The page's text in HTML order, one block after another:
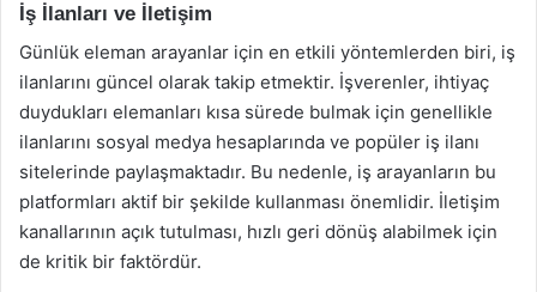
İş İlanları ve İletişim
Günlük eleman arayanlar için en etkili yöntemlerden biri, iş
ilanlarını güncel olarak takip etmektir. İşverenler, ihtiyaç
duydukları elemanları kısa sürede bulmak için genellikle
ilanlarını sosyal medya hesaplarında ve popüler iş ilanı
sitelerinde paylaşmaktadır. Bu nedenle, iş arayanların bu
platformları aktif bir şekilde kullanması önemlidir. İletişim
kanallarının açık tutulması, hızlı geri dönüş alabilmek için
de kritik bir faktördür.